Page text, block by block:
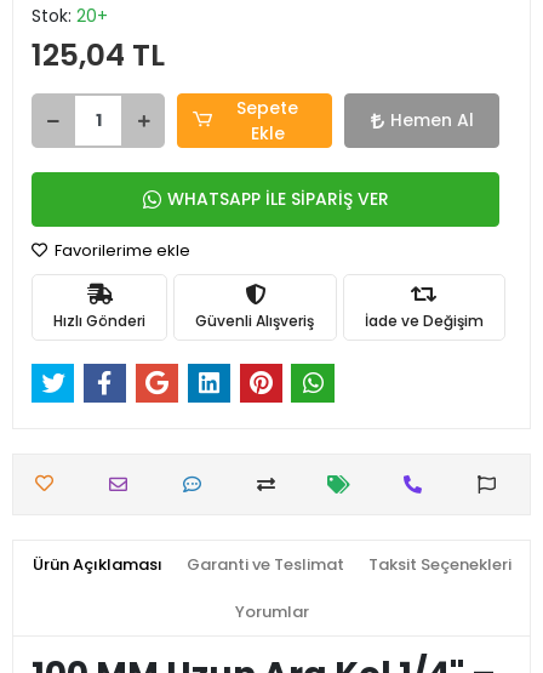
Stok: 20+
125,04 TL
Sepete
Ekle
Hemen Al
WHATSAPP İLE SİPARİŞ VER
Favorilerime ekle
Hızlı Gönderi Güvenli Alışveriş İade ve Değişim
Ürün Açıklaması Garanti ve Teslimat Taksit Seçenekleri
Yorumlar